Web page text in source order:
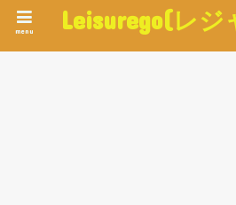
Leisurego(レ
menu